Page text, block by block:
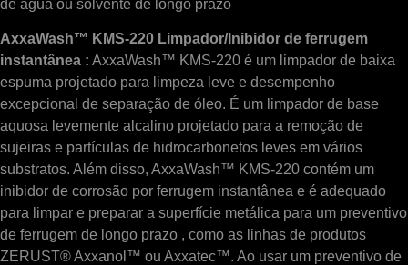
de água ou solvente de longo prazo
AxxaWash™ KMS-220 Limpador/Inibidor de ferrugem
instantânea : AxxaWash™ KMS-220 é um limpador de baixa
espuma projetado para limpeza leve e desempenho
excepcional de separação de óleo. É um limpador de base
aquosa levemente alcalino projetado para a remoção de
sujeiras e partículas de hidrocarbonetos leves em vários
substratos. Além disso, AxxaWash™ KMS-220 contém um
inibidor de corrosão por ferrugem instantânea e é adequado
para limpar e preparar a superfície metálica para um preventivo
de ferrugem de longo prazo , como as linhas de produtos
ZERUST® Axxanol™ ou Axxatec™. Ao usar um preventivo de